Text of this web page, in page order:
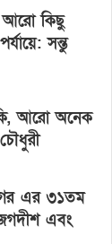
আরো কিছু
সন্তু
আরো অনেক
এর ৩১তম
এবং